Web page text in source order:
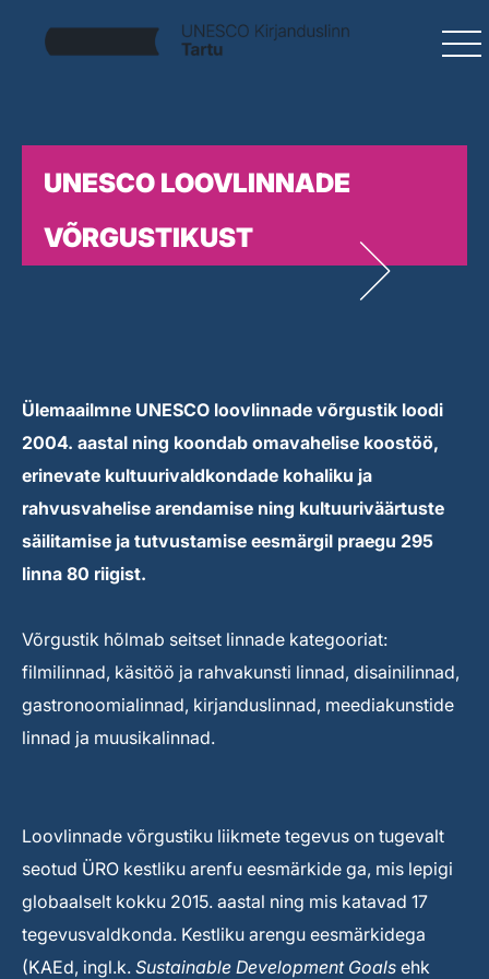
UNESCO LOOVLINNADE
VÕRGUSTIKUST
Ülemaailmne UNESCO loovlinnade võrgustik loodi
2004. aastal ning koondab omavahelise koostöö,
erinevate kultuurivaldkondade kohaliku ja
rahvusvahelise arendamise ning kultuuriväärtuste
säilitamise ja tutvustamise eesmärgil praegu 295
linna 80 riigist.
Võrgustik hõlmab seitset linnade kategooriat:
filmilinnad, käsitöö ja rahvakunsti linnad, disainilinnad,
gastronoomialinnad, kirjanduslinnad, meediakunstide
linnad ja muusikalinnad.
Loovlinnade võrgustiku liikmete tegevus on tugevalt
seotud ÜRO kestliku arenfu eesmärkide ga, mis lepigi
globaalselt kokku 2015. aastal ning mis katavad 17
tegevusvaldkonda. Kestliku arengu eesmärkidega
(KAEd, ingl.k. Sustainable Development Goals ehk